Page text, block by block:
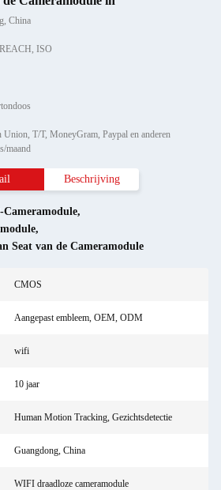
China
ISO
T/T, MoneyGram, Paypal en anderen
maand
Beschrijving
,
,
Seat van de Cameramodule
CMOS
Aangepast embleem, OEM, ODM
wifi
10 jaar
Human Motion Tracking, Gezichtsdetectie
Guangdong, China
WIFI draadloze cameramodule